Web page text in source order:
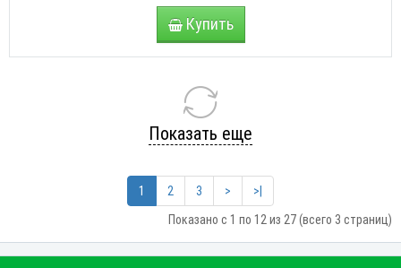
Купить
Показать еще
1 2 3 >
>|
Показано с 1 по 12 из 27 (всего 3 страниц)